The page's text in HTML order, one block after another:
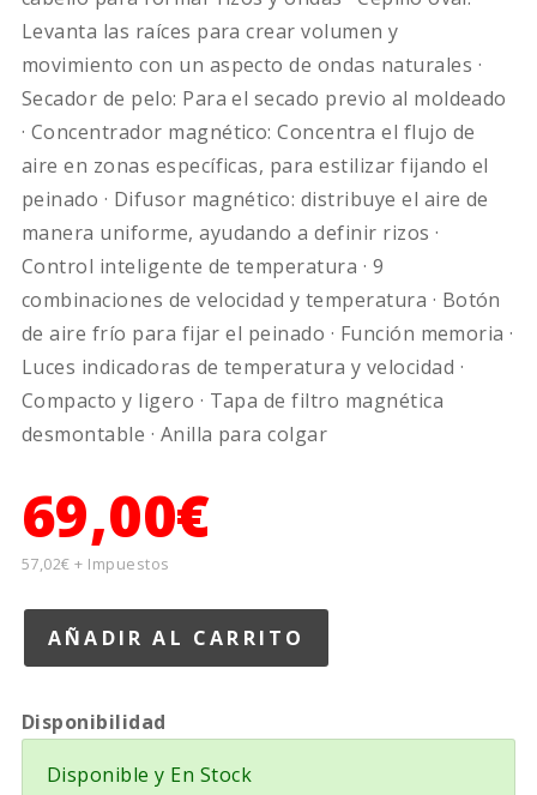
Levanta las raíces para crear volumen y
movimiento con un aspecto de ondas naturales ·
Secador de pelo: Para el secado previo al moldeado
· Concentrador magnético: Concentra el flujo de
aire en zonas específicas, para estilizar fijando el
peinado · Difusor magnético: distribuye el aire de
manera uniforme, ayudando a definir rizos ·
Control inteligente de temperatura · 9
combinaciones de velocidad y temperatura · Botón
de aire frío para fijar el peinado · Función memoria ·
Luces indicadoras de temperatura y velocidad ·
Compacto y ligero · Tapa de filtro magnética
desmontable · Anilla para colgar
69,00€
57,02€ + Impuestos
Disponibilidad
Disponible y En Stock